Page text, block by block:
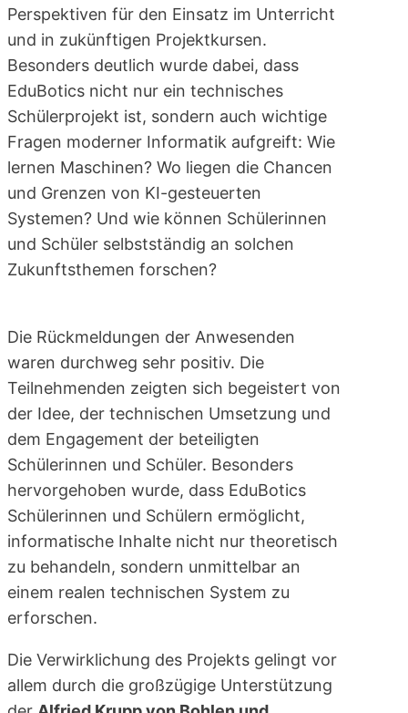
Perspektiven für den Einsatz im Unterricht
und in zukünftigen Projektkursen.
Besonders deutlich wurde dabei, dass
EduBotics nicht nur ein technisches
Schülerprojekt ist, sondern auch wichtige
Fragen moderner Informatik aufgreift: Wie
lernen Maschinen? Wo liegen die Chancen
und Grenzen von KI-gesteuerten
Systemen? Und wie können Schülerinnen
und Schüler selbstständig an solchen
Zukunftsthemen forschen?
Die Rückmeldungen der Anwesenden
waren durchweg sehr positiv. Die
Teilnehmenden zeigten sich begeistert von
der Idee, der technischen Umsetzung und
dem Engagement der beteiligten
Schülerinnen und Schüler. Besonders
hervorgehoben wurde, dass EduBotics
Schülerinnen und Schülern ermöglicht,
informatische Inhalte nicht nur theoretisch
zu behandeln, sondern unmittelbar an
einem realen technischen System zu
erforschen.
Die Verwirklichung des Projekts gelingt vor
allem durch die großzügige Unterstützung